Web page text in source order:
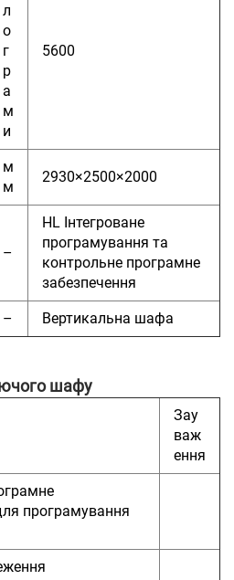
л
о
г
р
а
м
и
5600
м
м
2930×2500×2000
–
HL Інтегроване
програмування та
контрольне програмне
забезпечення
– Вертикальна шафа
шафу
Зау
важ
ення
програмування